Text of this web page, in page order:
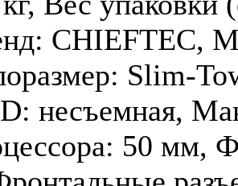
CHIEFTEC,
Slim-
несъемная,
50 мм,